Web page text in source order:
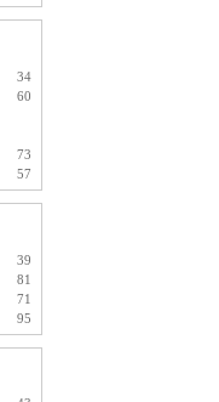
34
60
73
57
39
81
71
95